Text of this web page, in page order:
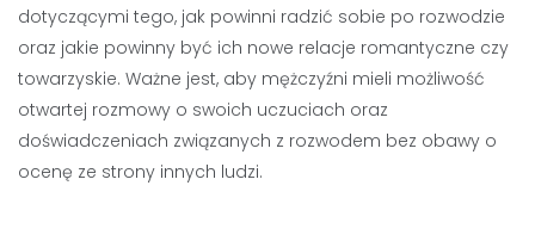
dotyczącymi tego, jak powinni radzić sobie po rozwodzie
oraz jakie powinny być ich nowe relacje romantyczne czy
towarzyskie. Ważne jest, aby mężczyźni mieli możliwość
otwartej rozmowy o swoich uczuciach oraz
doświadczeniach związanych z rozwodem bez obawy o
ocenę ze strony innych ludzi.